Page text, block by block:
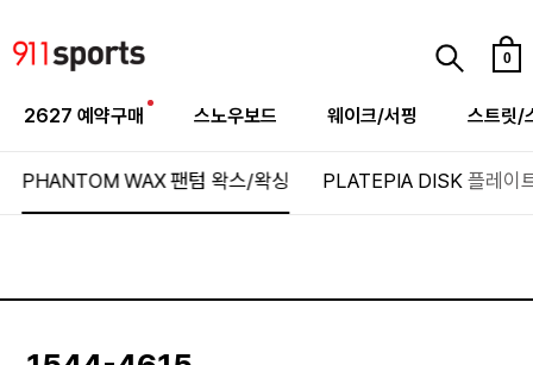
0
2627 예약구매 스노우보드 웨이크/서핑 스트릿/
PHANTOM WAX팬텀 왁스/왁싱 PLATEPIA DISK플레이